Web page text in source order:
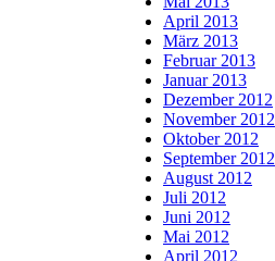
April 2013
März 2013
Februar 2013
Januar 2013
Dezember 2012
November 2012
Oktober 2012
September 2012
August 2012
Juli 2012
Juni 2012
Mai 2012
April 2012